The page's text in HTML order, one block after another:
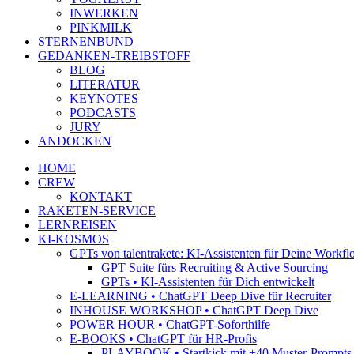
INWERKEN
PINKMILK
STERNENBUND
GEDANKEN-TREIBSTOFF
BLOG
LITERATUR
KEYNOTES
PODCASTS
JURY
ANDOCKEN
HOME
CREW
KONTAKT
RAKETEN-SERVICE
LERNREISEN
KI-KOSMOS
GPTs von talentrakete: KI-Assistenten für Deine
GPT Suite fürs Recruiting & Active Sourcing
GPTs • KI-Assistenten für Dich entwickelt
E-LEARNING • ChatGPT Deep Dive für Recruiter
INHOUSE WORKSHOP • ChatGPT Deep Dive
POWER HOUR • ChatGPT-Soforthilfe
E-BOOKS • ChatGPT für HR-Profis